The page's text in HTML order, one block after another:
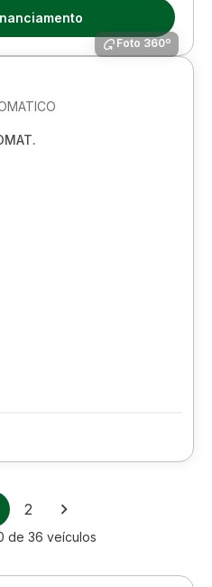
Foto 360º
2
de 36 veículos